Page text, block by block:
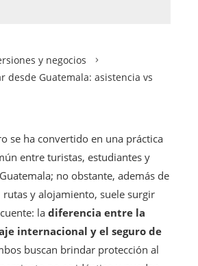
y negocios
desde Guatemala: asistencia vs
se ha convertido en una práctica
entre turistas, estudiantes y
no obstante, además de
y alojamiento, suele surgir
la diferencia entre la
internacional y el seguro de
buscan brindar protección al